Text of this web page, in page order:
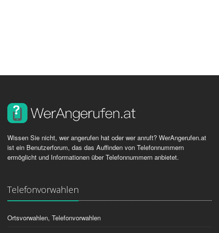
Wissen Sie nicht, wer angerufen hat oder wer anruft? WerAngerufen.at
ist ein Benutzerforum, das das Auffinden von Telefonnummern
ermöglicht und Informationen über Telefonnummern anbietet.
Telefonvorwahlen
Ortsvorwahlen, Telefonvorwahlen